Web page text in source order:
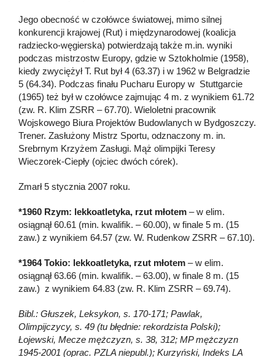
Jego obecność w czołówce światowej, mimo silnej
konkurencji krajowej (Rut) i międzynarodowej (koalicja
radziecko-węgierska) potwierdzają także m.in. wyniki
podczas mistrzostw Europy, gdzie w Sztokholmie (1958),
kiedy zwyciężył T. Rut był 4 (63.37) i w 1962 w Belgradzie
5 (64.34). Podczas finału Pucharu Europy w Stuttgarcie
(1965) też był w czołówce zajmując 4 m. z wynikiem 61.72
(zw. R. Klim ZSRR – 67.70). Wieloletni pracownik
Wojskowego Biura Projektów Budowlanych w Bydgoszczy.
Trener. Zasłużony Mistrz Sportu, odznaczony m. in.
Srebrnym Krzyżem Zasługi. Mąż olimpijki Teresy
Wieczorek-Ciepły (ojciec dwóch córek).
Zmarł 5 stycznia 2007 roku.
*1960 Rzym: lekkoatletyka, rzut młotem – w elim.
osiągnął 60.61 (min. kwalifik. – 60.00), w finale 5 m. (15
zaw.) z wynikiem 64.57 (zw. W. Rudenkow ZSRR – 67.10).
*1964 Tokio: lekkoatletyka, rzut młotem – w elim.
osiągnął 63.66 (min. kwalifik. – 63.00), w finale 8 m. (15
zaw.) z wynikiem 64.83 (zw. R. Klim ZSRR – 69.74).
Bibl.: Głuszek, Leksykon, s. 170-171; Pawlak,
Olimpijczycy, s. 49 (tu błędnie: rekordzista Polski);
Łojewski, Mecze mężczyzn, s. 38, 312; MP mężczyzn
1945-2001 (oprac. PZLA niepubl.); Kurzyński, Indeks LA